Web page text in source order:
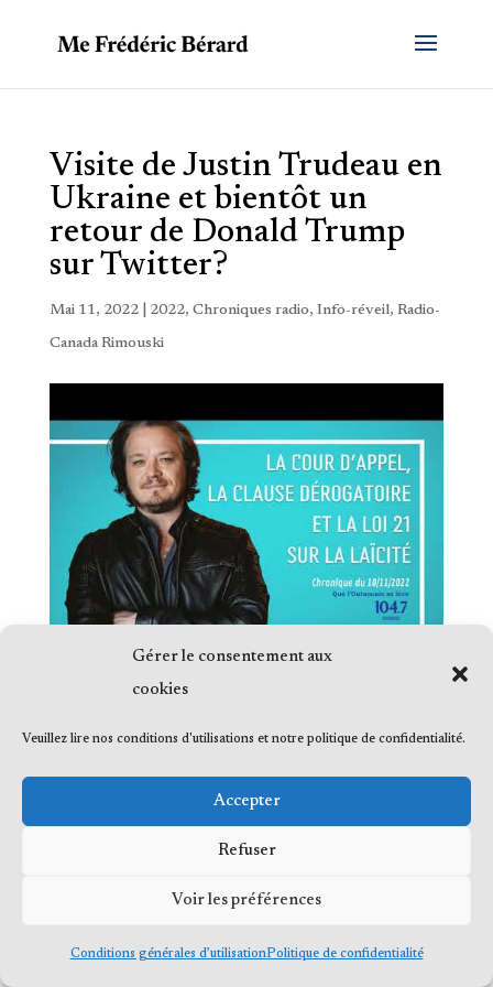
Gérer le consentement aux
cookies
Veuillez lire nos conditions d'utilisations et notre politique de confidentialité.
Accepter
Refuser
Voir les préférences
Conditions générales d’utilisationPolitique de confidentialité
Visite de Justin Trudeau en
Ukraine et bientôt un
retour de Donald Trump
sur Twitter?
Mai 11, 2022| 2022, Chroniques radio, Info-réveil, Radio-
Canada Rimouski
réservés